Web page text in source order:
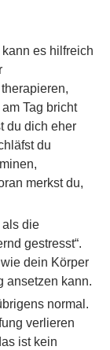
es hilfreich
Tag bricht
du dich eher
du
merkst du,
als die
gestresst“.
dein Körper
ansetzen kann.
normal.
verlieren
ist kein